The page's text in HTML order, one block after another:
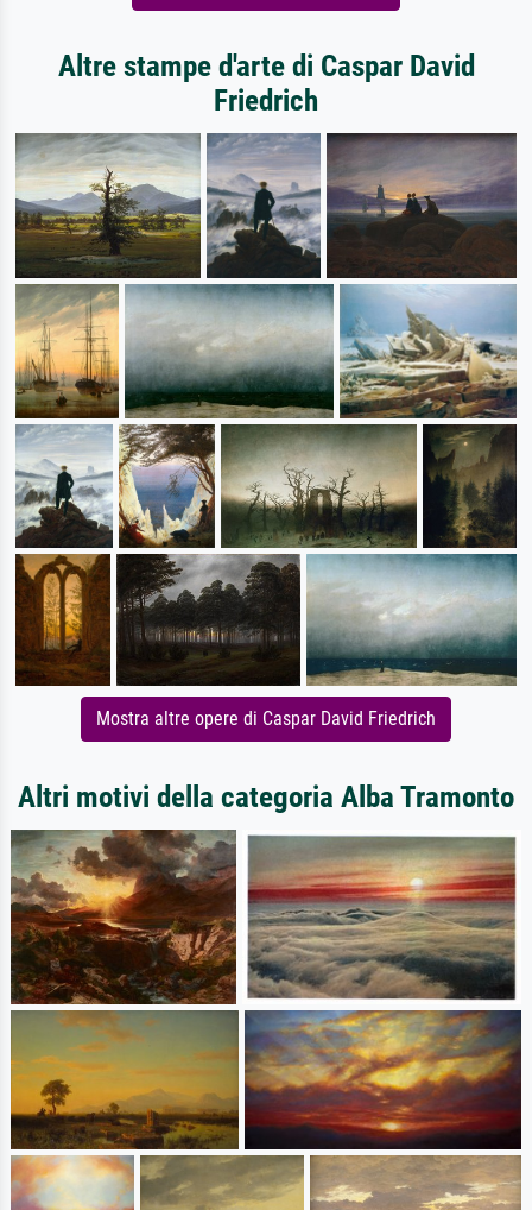
Altre stampe d'arte di Caspar David
Friedrich
Mostra altre opere di Caspar David Friedrich
Altri motivi della categoria Alba Tramonto